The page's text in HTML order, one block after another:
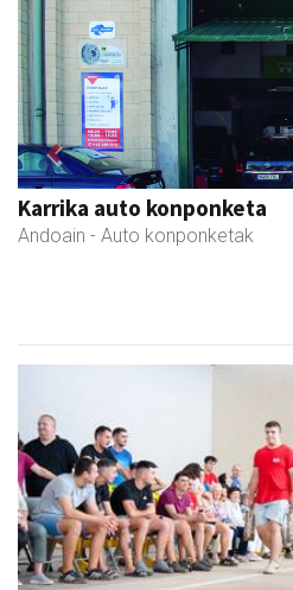
Danena taberna
Andoain -
Previous